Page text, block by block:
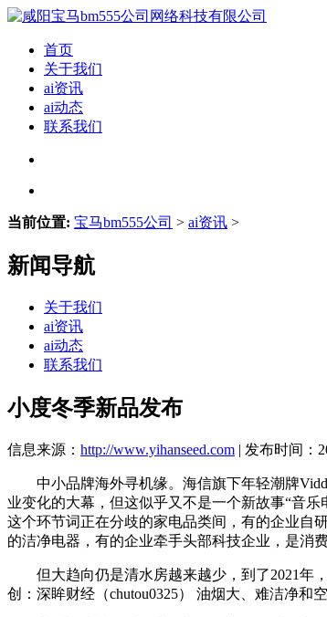
首页
关于我们
ai资讯
ai动态
联系我们
当前位置: 宝马bm555公司 > ai资讯 >
新闻导航
关于我们
ai资讯
ai动态
联系我们
小度冬季新品发布
信息来源： http://www.yihanseed.com | 发布时间：
中小品牌海外寻机缘。海信旗下年轻潮牌
业变化的大幕，但这似乎又不是一个新故事“音
这个环节词正在分歧的家电品类间，有的企业自
的洁净电器，有的企业牵手头部科技企业，是消
但大趋向仍是清水房越来越少，到了2021年，
创：深眸财经（chutou0325） 油烟大、难洁净和